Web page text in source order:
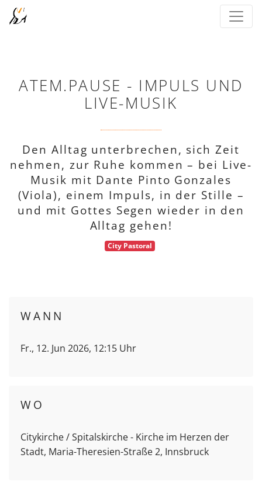
ATEM.PAUSE - IMPULS UND
LIVE-MUSIK
Den Alltag unterbrechen, sich Zeit
nehmen, zur Ruhe kommen – bei Live-
Musik mit Dante Pinto Gonzales
(Viola), einem Impuls, in der Stille –
und mit Gottes Segen wieder in den
Alltag gehen!
City Pastoral
WANN
Fr., 12. Jun 2026, 12:15 Uhr
WO
Citykirche / Spitalskirche - Kirche im Herzen der
Stadt, Maria-Theresien-Straße 2, Innsbruck